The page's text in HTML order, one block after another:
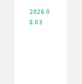
2026.0
8.03